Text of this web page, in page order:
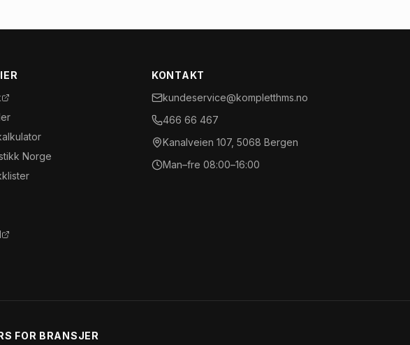
Norge
KONTAKT
kundeservice@kompletthms.no
466 66 467
Kanalveien 107, 5068 Bergen
Man–fre 08:00–16:00
FOR BRANSJER